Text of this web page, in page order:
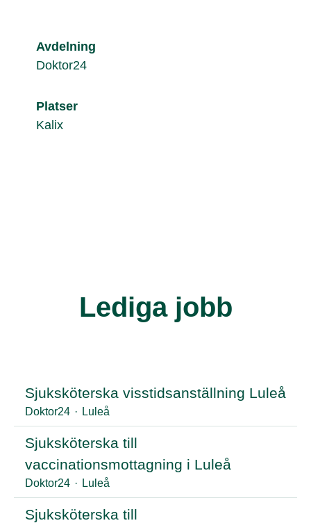
Avdelning
Doktor24
Platser
Kalix
Lediga jobb
Sjuksköterska visstidsanställning Luleå
Doktor24 · Luleå
Sjuksköterska till
vaccinationsmottagning i Luleå
Doktor24 · Luleå
Sjuksköterska till